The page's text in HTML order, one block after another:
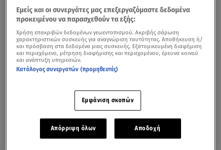
Εμείς και οι συνεργάτες μας επεξεργαζόμαστε δεδομένα
προκειμένου να παρασχεθούν τα εξής:
Χρήση επακριβών δεδομένων γεωεντοπισμού. Ακριβής σάρωση
χαρακτηριστικών συσκευής για αναγνώριση ταυτότητας. Αποθήκευση ή/
και πρόσβαση στα δεδομένα μιας συσκευής. Εξατομικευμένη διαφήμιση
και περιεχόμενο, μέτρηση διαφήμισης και περιεχομένου, έρευνα κοινού
και ανάπτυξη υπηρεσιών.
Κατάλογος συνεργατών (προμηθευτές)
Εμφάνιση σκοπών
Απόρριψη όλων Αποδοχή